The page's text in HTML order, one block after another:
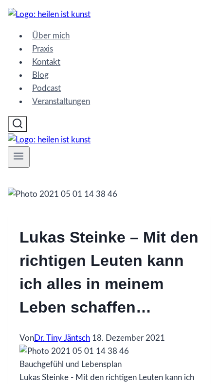
Zum
springen
Über mich
Praxis
Kontakt
Blog
Podcast
Veranstaltungen
Lukas Steinke – Mit den
richtigen Leuten kann
ich alles in meinem
Leben schaffen…
VonDr. Tiny Jäntsch 18. Dezember 2021
Bauchgefühl und Lebensplan
Lukas Steinke - Mit den richtigen Leuten kann ich